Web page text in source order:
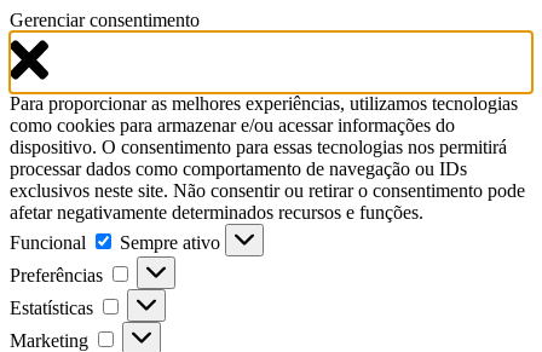
Gerenciar consentimento
Para proporcionar as melhores experiências, utilizamos tecnologias
como cookies para armazenar e/ou acessar informações do
dispositivo. O consentimento para essas tecnologias nos permitirá
processar dados como comportamento de navegação ou IDs
exclusivos neste site. Não consentir ou retirar o consentimento pode
afetar negativamente determinados recursos e funções.
Funcional
Funcional
Sempre ativo
Preferências
Preferências
Estatísticas Estatísticas
Marketing Marketing